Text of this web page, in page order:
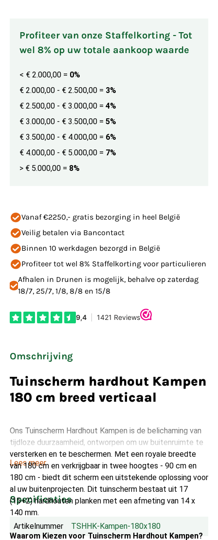
Profiteer van onze Staffelkorting - Tot
wel 8% op uw totale aankoop waarde
< € 2.000,00 = 0%
€ 2.000,00 - € 2.500,00 = 3%
€ 2.500,00 - € 3.000,00 = 4%
€ 3.000,00 - € 3.500,00 = 5%
€ 3.500,00 - € 4.000,00 = 6%
€ 4.000,00 - € 5.000,00 = 7%
> € 5.000,00 = 8%
Vanaf €2250,- gratis bezorging in heel België
Veilig betalen via Bancontact
Binnen 10 werkdagen bezorgd in België
Profiteer tot wel 8% Staffelkorting voor particulieren
Afhalen in Drunen is mogelijk, behalve op zaterdag
18/7, 25/7, 1/8, 8/8 en 15/8
Omschrijving
Tuinscherm hardhout Kampen
180 cm breed verticaal
Ons Tuinscherm Hardhout Kampen is de belichaming van
tijdloze duurzaamheid, ontworpen om uw buitenruimte te
versterken en te beschermen. Met een royale breedte
van 180 cm en verkrijgbaar in twee hoogtes - 90 cm en
180 cm - biedt dit scherm een uitstekende oplossing voor
al uw buitenprojecten. Dit tuinscherm bestaat uit 17
(15+2) hardhouten planken met een afmeting van 14 x
140 mm.
Waarom Kiezen voor Tuinscherm Hardhout Kampen?
Lees meer
Specificaties
Artikelnummer TSHHK-Kampen-180x180